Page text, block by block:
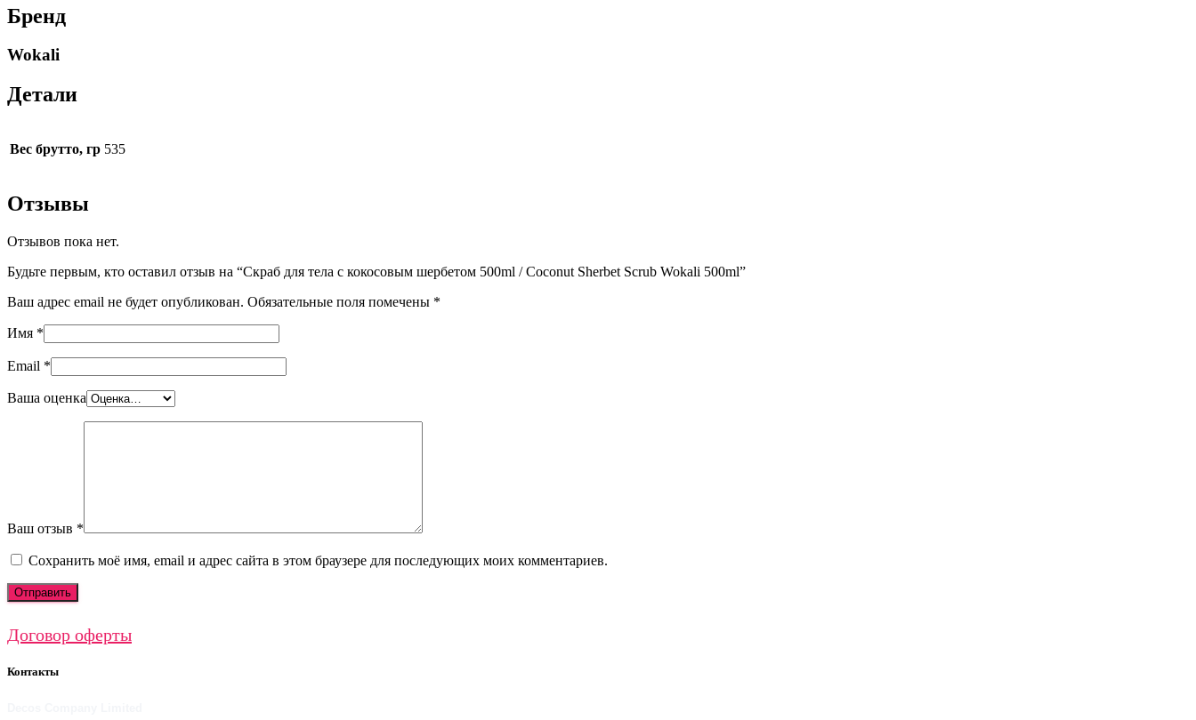
Бренд
Wokali
Детали
Вес брутто, гр 535
Отзывы
Отзывов пока нет.
Будьте первым, кто оставил отзыв на “Скраб для тела с кокосовым шербетом 500ml / Coconut Sherbet Scrub Wokali 500ml”
Ваш адрес email не будет опубликован. Обязательные поля помечены *
Имя *
Email *
Ваша оценка
Ваш отзыв *
Сохранить моё имя, email и адрес сайта в этом браузере для последующих моих комментариев.
Договор оферты
Контакты